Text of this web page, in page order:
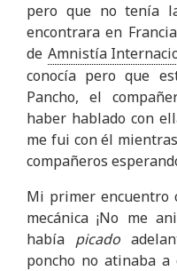
pero que no tenía
encontrara en
de Amnistía
conocía pero que
Pancho, el
haber hablado con
me fui con él
compañeros
Mi primer encuentro
mecánica ¡No me
había picado
poncho no atinaba